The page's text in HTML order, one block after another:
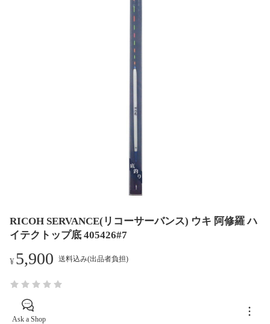
RICOH SERVANCE(リコーサーバンス) ウキ 阿修羅 ハ
イテクトップ底 405426#7
¥5,900 送料込み(出品者負担)
Ask a Shop